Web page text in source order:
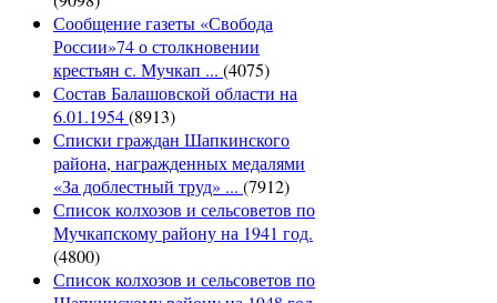
Сообщение газеты «Свобода
России»74 о столкновении
крестьян с. Мучкап ... (4075)
Состав Балашовской области на
6.01.1954(8913)
Списки граждан Шапкинского
района, награжденных медалями
«За доблестный труд» ... (7912)
Список колхозов и сельсоветов по
Мучкапскому району на 1941 год.
(4800)
Список колхозов и сельсоветов по